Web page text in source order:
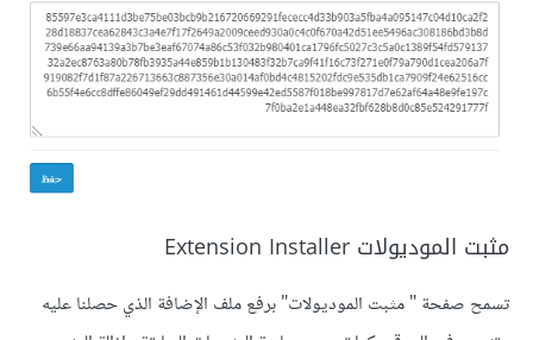
مثبت الموديولات Extension Installer
تسمح صفحة " مثبت الموديولات" برفع ملف الإضافة الذي حصلنا عليه